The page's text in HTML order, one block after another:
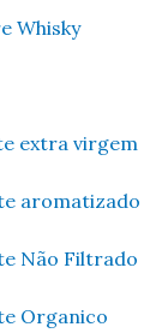
Whisky
extra virgem
aromatizado
Não Filtrado
Organico